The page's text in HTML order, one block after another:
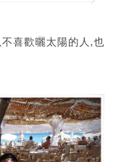
喜歡曬太陽的人,也